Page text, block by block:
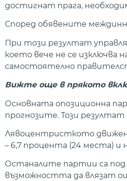
достигнат прага,
Според обявените
При този резултат
което вече не се изключва
самостоятелно
Вижте още в прякото
Основната опозиционна
прогнозите. Този
Лявоцентристкото
– 6,7 процента (24 места) и
Останалите партии са под
възможността да влязат